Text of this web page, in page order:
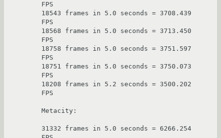
FPS
18543 frames in 5.0 seconds = 3708.439
FPS
18568 frames in 5.0 seconds = 3713.450
FPS
18758 frames in 5.0 seconds = 3751.597
FPS
18751 frames in 5.0 seconds = 3750.073
FPS
18208 frames in 5.2 seconds = 3500.202
FPS
Metacity:
31332 frames in 5.0 seconds = 6266.254